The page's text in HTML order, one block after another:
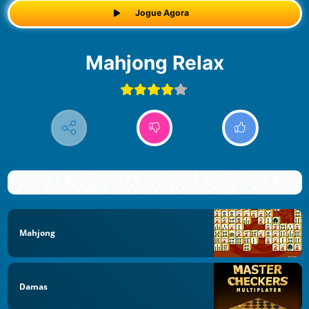
Jogue Agora
Mahjong Relax
Mahjong
Damas